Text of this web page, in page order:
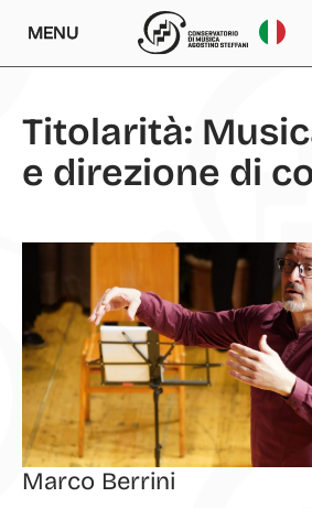
MENU
Titolarità:
e direzione di
Marco Berrini